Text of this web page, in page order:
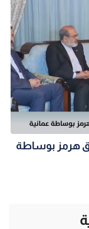
هرمز بوساطة